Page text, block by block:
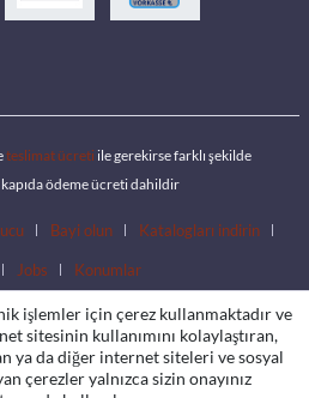
teslimat ücreti ile gerekirse farklı şekilde
ödeme ücreti dahildir
Bayi olun Katalogları indirin
Jobs Konumlar
işlemler için çerez kullanmaktadır ve
sitesinin kullanımını kolaylaştıran,
ya da diğer internet siteleri ve sosyal
çerezler yalnızca sizin onayınız